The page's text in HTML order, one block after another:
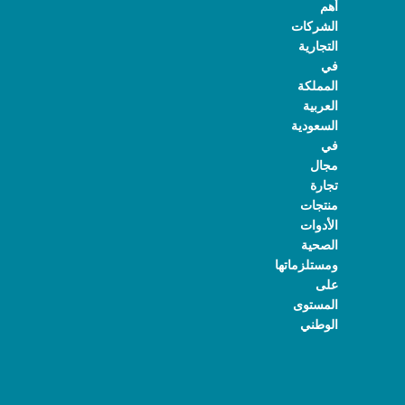
أهم
الشركات
التجارية
في
المملكة
العربية
السعودية
في
مجال
تجارة
منتجات
الأدوات
الصحية
ومستلزماتها
على
المستوى
الوطني